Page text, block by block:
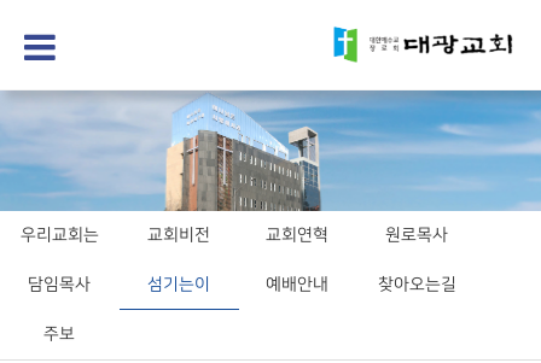
우리교회는 교회비전 교회연혁 원로목사
담임목사 섬기는이 예배안내 찾아오는길
주보